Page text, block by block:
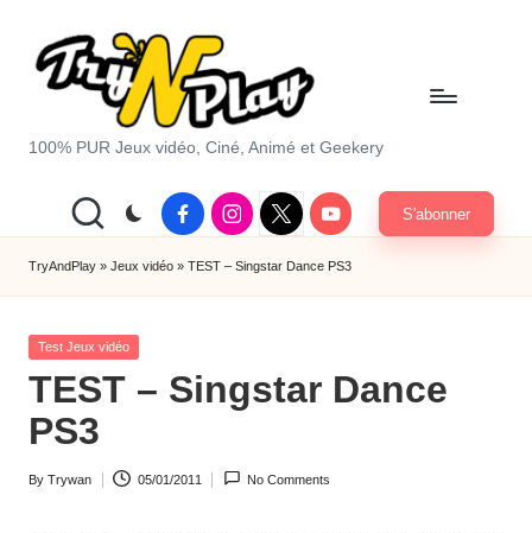
T
y
A
d
P
la
y.
100% PUR Jeux vidéo, Ciné, Animé et Geekery
FacebookInstagram
X
|
Twitter
Youtube S'abonner
TryAndPlay » Jeux vidéo » TEST – Singstar Dance PS3
Posted
Test Jeux vidéo
TEST – Singstar Dance
PS3
Posted
By Trywan 05/01/2011 No Comments